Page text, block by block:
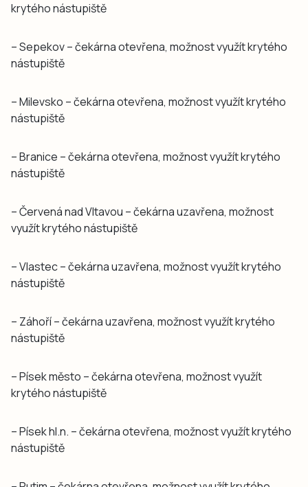
krytého nástupiště
– Sepekov – čekárna otevřena, možnost využít krytého
nástupiště
– Milevsko – čekárna otevřena, možnost využít krytého
nástupiště
– Branice – čekárna otevřena, možnost využít krytého
nástupiště
– Červená nad Vltavou – čekárna uzavřena, možnost
využít krytého nástupiště
– Vlastec – čekárna uzavřena, možnost využít krytého
nástupiště
– Záhoří – čekárna uzavřena, možnost využít krytého
nástupiště
– Písek město – čekárna otevřena, možnost využít
krytého nástupiště
– Písek hl.n. – čekárna otevřena, možnost využít krytého
nástupiště